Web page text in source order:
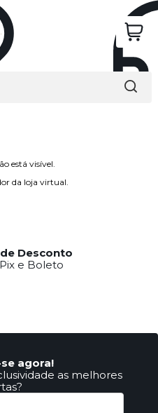
está visível.
da loja virtual.
Desconto
e Boleto
agora!
as melhores